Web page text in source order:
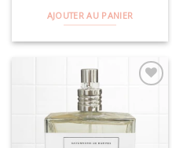
AJOUTER AU PANIER
Ajouter